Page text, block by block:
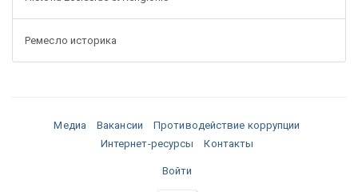
Ремесло историка
Медиа Вакансии
Противодействие коррупции
Интернет-ресурсы
Контакты
Войти